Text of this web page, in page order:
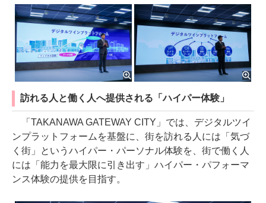
訪れる人と働く人へ提供される「ハイパー体験」
「TAKANAWA GATEWAY CITY」では、デジタルツイ
ンプラットフォームを基盤に、街を訪れる人には「気づ
く街」というハイパー・パーソナル体験を、街で働く人
には「能力を最大限に引き出す」ハイパー・パフォーマ
ンス体験の提供を目指す。